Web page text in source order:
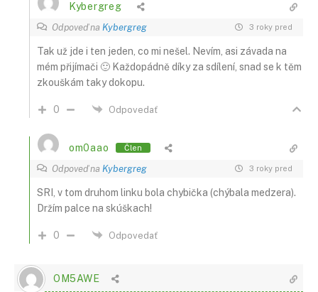
Kybergreg
Odpoveď na Kybergreg 3 roky pred
Tak už jde i ten jeden, co mi nešel. Nevím, asi závada na
mém přijímači 🙂 Každopádně díky za sdílení, snad se k těm
zkouškám taky dokopu.
0 Odpovedať
om0aao Člen
Odpoveď na Kybergreg 3 roky pred
SRI, v tom druhom linku bola chybička (chýbala medzera).
Držím palce na skúškach!
0 Odpovedať
OM5AWE